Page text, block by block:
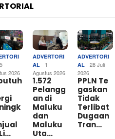
5
2026
ADVERTORI
AL
1
Agustus 2026
1.572
Pelangg
an di
Maluku
dan
Maluku
Uta…
ADVERTORI
AL
28 Juli
2026
PPLN Te
gaskan
Tidak
Terlibat
Dugaan
Tran…